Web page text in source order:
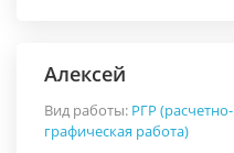
Алексей
Вид работы: РГР (расчетно-
графическая работа)